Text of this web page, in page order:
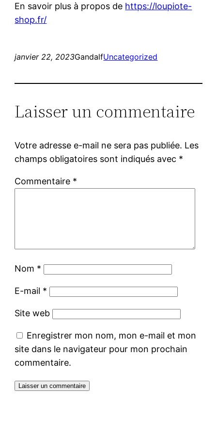
En savoir plus à propos de https://loupiote-
shop.fr/
janvier 22, 2023GandalfUncategorized
Laisser un commentaire
Votre adresse e-mail ne sera pas publiée. Les
champs obligatoires sont indiqués avec *
Commentaire *
Nom *
E-mail *
Site web
Enregistrer mon nom, mon e-mail et mon
site dans le navigateur pour mon prochain
commentaire.